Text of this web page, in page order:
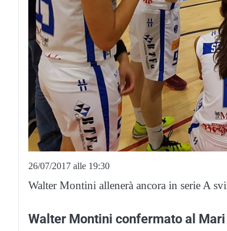
26/07/2017 alle 19:30
Walter Montini allenerà ancora in serie A
Walter Montini confermato al Mari